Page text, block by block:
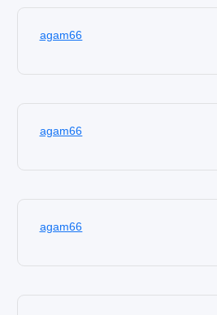
agam66
agam66
agam66